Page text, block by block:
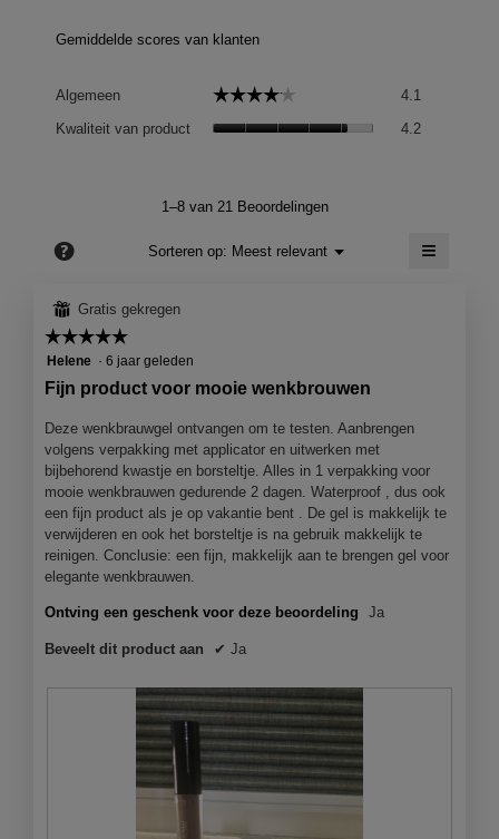
Gemiddelde scores van klanten
Algemeen ☆☆☆☆☆
☆☆☆☆☆ 4.1
Kwaliteit van product 4.2
4.2
1–8 van 21 Beoordelingen
? Sorteren op: Meest relevant ▼
Menu ≡
⊞ Gratis gekregen
☆☆☆☆☆
☆☆☆☆☆
5
sterren.
Helene · 6 jaar geleden
Fijn product voor mooie wenkbrouwen
Deze wenkbrauwgel ontvangen om te testen. Aanbrengen
volgens verpakking met applicator en uitwerken met
bijbehorend kwastje en borsteltje. Alles in 1 verpakking voor
mooie wenkbrauwen gedurende 2 dagen. Waterproof , dus ook
een fijn product als je op vakantie bent . De gel is makkelijk te
verwijderen en ook het borsteltje is na gebruik makkelijk te
reinigen. Conclusie: een fijn, makkelijk aan te brengen gel voor
elegante wenkbrauwen.
Ontving een geschenk voor deze beoordeling Ja
Beveelt dit product aan ✔ Ja